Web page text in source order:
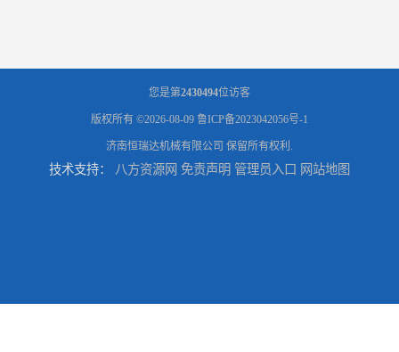
您是第2430494位访客
版权所有 ©2026-08-09 鲁ICP备2023042056号-1
济南恒瑞达机械有限公司 保留所有权利.
技术支持： 八方资源网 免责声明 管理员入口 网站地图